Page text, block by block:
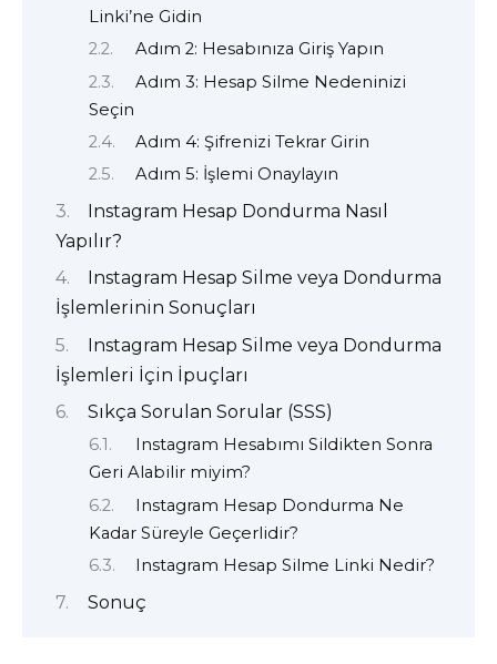
Linki’ne Gidin
Adım 2: Hesabınıza Giriş Yapın
Adım 3: Hesap Silme Nedeninizi
Seçin
Adım 4: Şifrenizi Tekrar Girin
Adım 5: İşlemi Onaylayın
Instagram Hesap Dondurma Nasıl
Yapılır?
Instagram Hesap Silme veya Dondurma
İşlemlerinin Sonuçları
Instagram Hesap Silme veya Dondurma
İşlemleri İçin İpuçları
Sıkça Sorulan Sorular (SSS)
Instagram Hesabımı Sildikten Sonra
Geri Alabilir miyim?
Instagram Hesap Dondurma Ne
Kadar Süreyle Geçerlidir?
Instagram Hesap Silme Linki Nedir?
Sonuç